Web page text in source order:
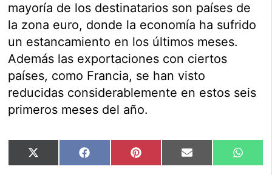
mayoría de los destinatarios son países de
la zona euro, donde la economía ha sufrido
un estancamiento en los últimos meses.
Además las exportaciones con ciertos
países, como Francia, se han visto
reducidas considerablemente en estos seis
primeros meses del año.
Compartir
en
X
(Twitter)
Compartir
en
Facebook Compartir
en
Pinterest Compartir
en
Email
en